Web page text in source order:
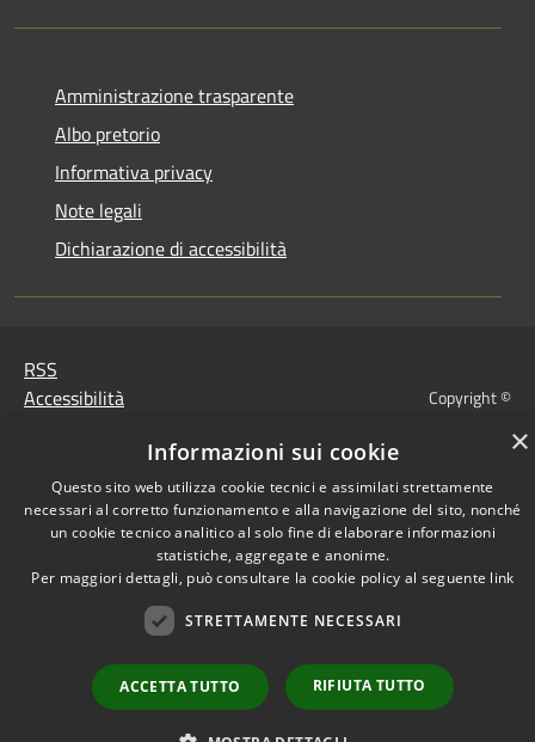
Amministrazione trasparente
Albo pretorio
Informativa privacy
Note legali
Dichiarazione di accessibilità
RSS
Accessibilità
Mappa del sito
Copyright ©
Comune di Fiumicello Villa
Vicentina •
Powered
byMunicipium•Accesso
redazione
×
Informazioni sui cookie
Questo sito web utilizza cookie tecnici e assimilati strettamente
necessari al corretto funzionamento e alla navigazione del sito, nonché
un cookie tecnico analitico al solo fine di elaborare informazioni
statistiche, aggregate e anonime.
Per maggiori dettagli, può consultare la cookie policy al seguente link
STRETTAMENTE NECESSARI
ACCETTA TUTTO RIFIUTA TUTTO